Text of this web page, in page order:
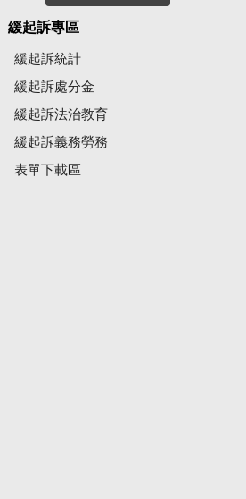
緩起訴專區
緩起訴統計
緩起訴處分金
緩起訴法治教育
緩起訴義務勞務
表單下載區